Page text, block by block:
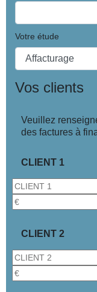
Votre étude
Vos clients
Veuillez
des factures à
CLIENT 1
CLIENT 2